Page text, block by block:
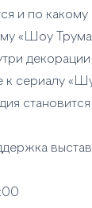
и по
«Шоу
к сериалу